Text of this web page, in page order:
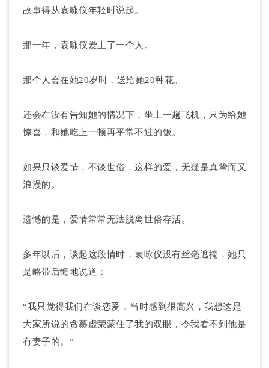
故事得从袁咏仪年轻时说起。
那一年，袁咏仪爱上了一个人。
那个人会在她20岁时，送给她20种花。
还会在没有告知她的情况下，坐上一趟飞机，只为给她
惊喜，和她吃上一顿再平常不过的饭。
如果只谈爱情，不谈世俗，这样的爱，无疑是真挚而又
浪漫的。
遗憾的是，爱情常常无法脱离世俗存活。
多年以后，谈起这段情时，袁咏仪没有丝毫遮掩，她只
是略带后悔地说道：
“我只觉得我们在谈恋爱，当时感到很高兴，我想这是
大家所说的贪慕虚荣蒙住了我的双眼，令我看不到他是
有妻子的。”